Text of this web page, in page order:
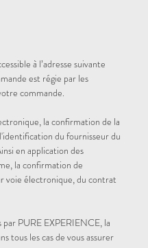
à l’adresse suivante
est régie par les
commande.
la confirmation de la
du fournisseur du
en application des
la confirmation de
voie électronique, du contrat
PURE EXPERIENCE, la
tous les cas de vous assurer